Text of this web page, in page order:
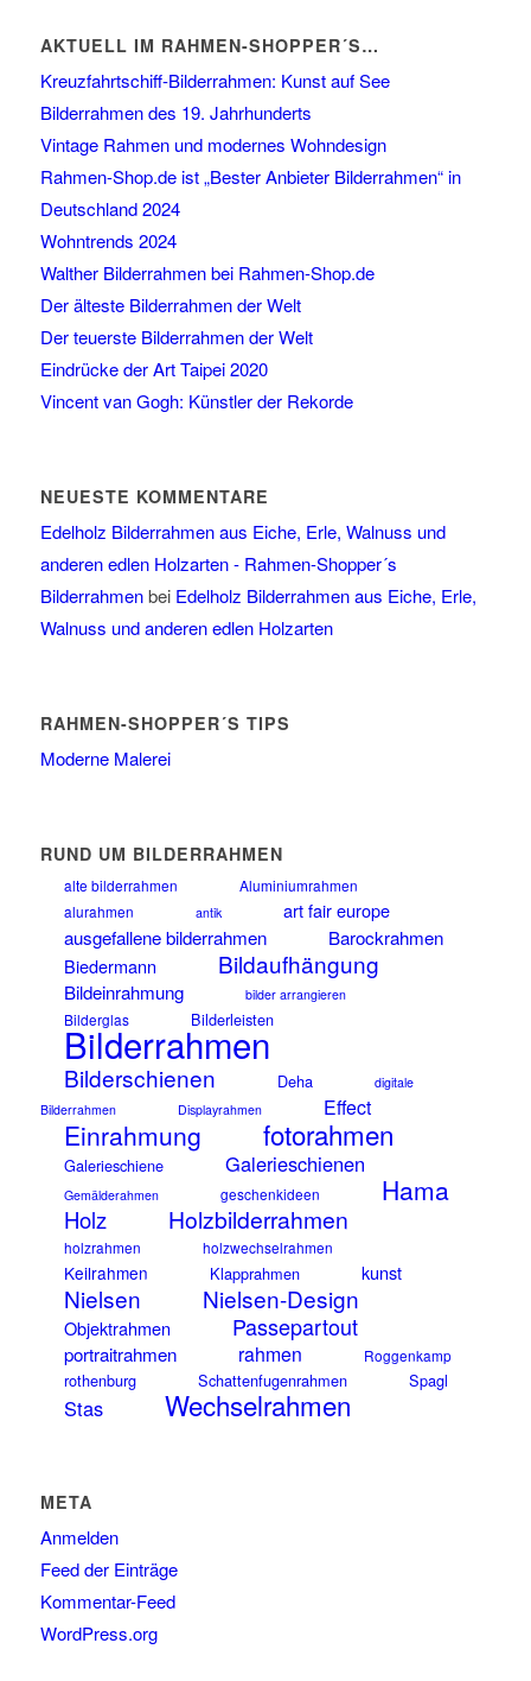
AKTUELL IM RAHMEN-SHOPPER´S…
Kreuzfahrtschiff-Bilderrahmen: Kunst auf See
Bilderrahmen des 19. Jahrhunderts
Vintage Rahmen und modernes Wohndesign
Rahmen-Shop.de ist „Bester Anbieter Bilderrahmen“ in
Deutschland 2024
Wohntrends 2024
Walther Bilderrahmen bei Rahmen-Shop.de
Der älteste Bilderrahmen der Welt
Der teuerste Bilderrahmen der Welt
Eindrücke der Art Taipei 2020
Vincent van Gogh: Künstler der Rekorde
NEUESTE KOMMENTARE
Edelholz Bilderrahmen aus Eiche, Erle, Walnuss und
anderen edlen Holzarten - Rahmen-Shopper´s
Bilderrahmenbei Edelholz Bilderrahmen aus Eiche, Erle,
Walnuss und anderen edlen Holzarten
RAHMEN-SHOPPER´S TIPS
Moderne Malerei
RUND UM BILDERRAHMEN
alte bilderrahmen
Aluminiumrahmen
alurahmen
antik
art fair europe
ausgefallene bilderrahmen
Barockrahmen
Biedermann
Bildaufhängung
Bildeinrahmung bilder arrangieren
Bilderglas Bilderleisten
Bilderrahmen
Bilderschienen Deha
digitale
Bilderrahmen
Displayrahmen Effect
Einrahmung fotorahmen
Galerieschiene Galerieschienen
Gemälderahmen geschenkideen Hama
Holz Holzbilderrahmen
holzrahmen holzwechselrahmen
Keilrahmen Klapprahmen kunst
Nielsen Nielsen-Design
Objektrahmen Passepartout
portraitrahmen rahmen Roggenkamp
rothenburg Schattenfugenrahmen Spagl
Stas Wechselrahmen
META
Anmelden
Feed der Einträge
Kommentar-Feed
WordPress.org